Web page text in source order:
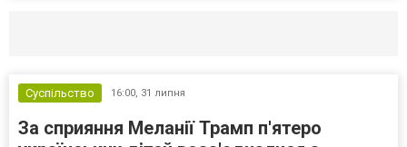
Суспільство 16:00, 31 липня
За сприяння Меланії Трамп п'ятеро